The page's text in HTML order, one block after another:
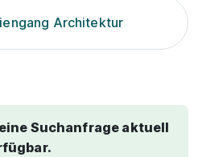
Architektur
Suchanfrage aktuell